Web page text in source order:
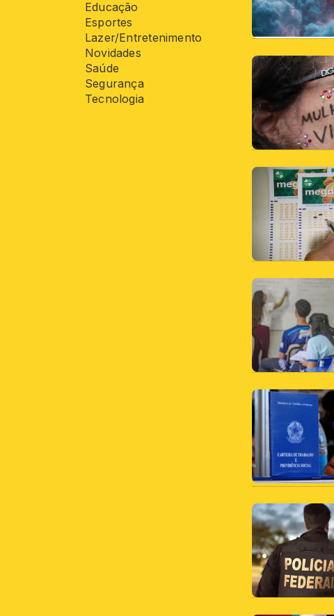
Educação
Esportes
Lazer/Entretenimento
Novidades
Saúde
Segurança
Tecnologia